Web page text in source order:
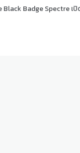
Black Badge Spectre เปิ